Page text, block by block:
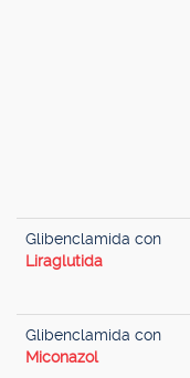
Glibenclamida con
Liraglutida
Glibenclamida con
Miconazol